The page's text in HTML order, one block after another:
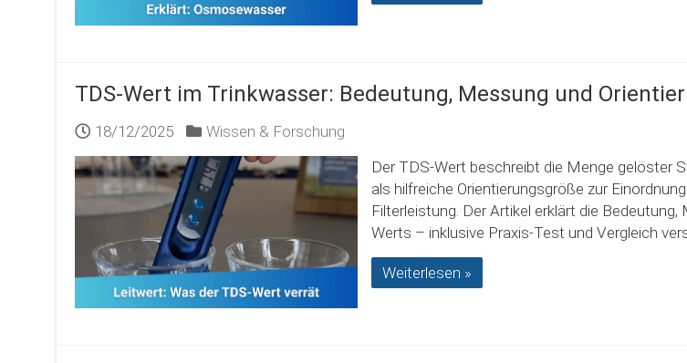
TDS-Wert im Trinkwasser: Bedeutung, Messung und
18/12/2025
Wissen & Forschung
Der TDS-Wert beschreibt die Menge gelöster
als hilfreiche Orientierungsgröße zur
Filterleistung. Der Artikel erklärt die Bedeutung,
Werts – inklusive Praxis-Test und Vergleich
Weiterlesen »